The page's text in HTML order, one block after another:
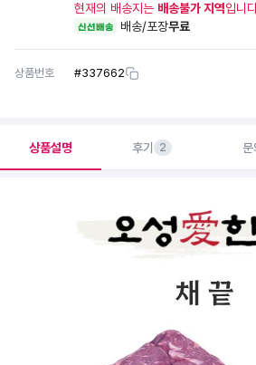
현재의 배송지는 배송불가 지역입니
신선배송 배송/포장무료
상품번호 #337662
상품설명 후기 2 문